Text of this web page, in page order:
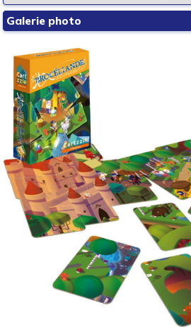
Galerie photo